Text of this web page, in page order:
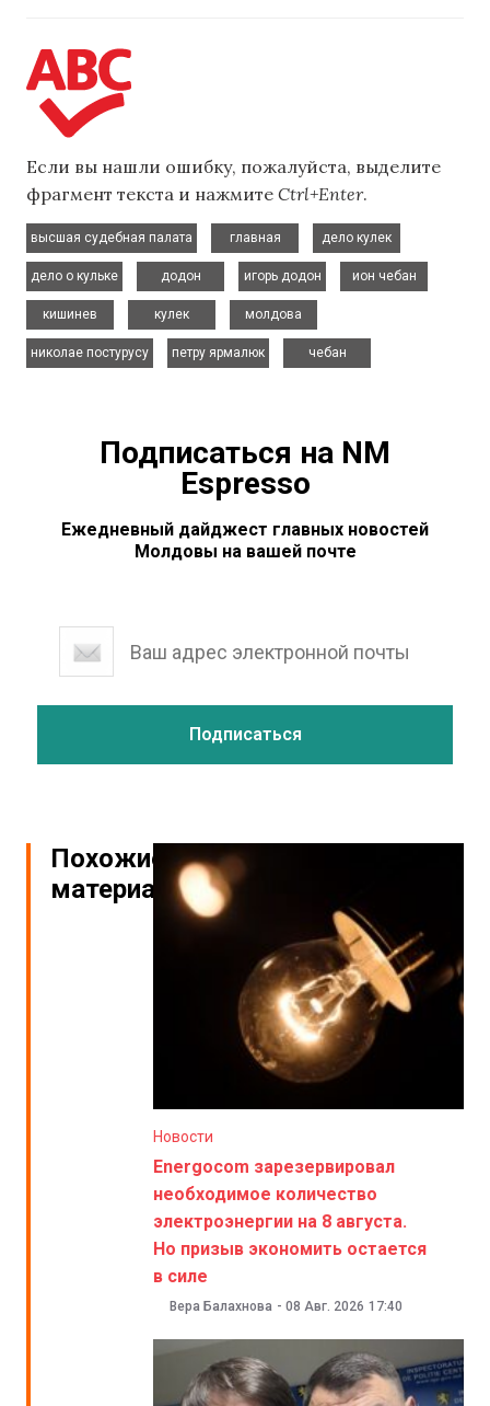
Если вы нашли ошибку, пожалуйста, выделите
фрагмент текста и нажмите Ctrl+Enter.
высшая судебная палата
главная
дело кулек
дело о кульке
додон
игорь додон
ион чебан
кишинев
кулек
молдова
николае постурусу
петру ярмалюк
чебан
Подписаться на NM
Espresso
Ежедневный дайджест главных новостей
Молдовы на вашей почте
Похожие
материалы
Новости
Energocom зарезервировал
необходимое количество
электроэнергии на 8 августа.
Но призыв экономить остается
в силе
Вера Балахнова - 08 Авг. 2026 17:40